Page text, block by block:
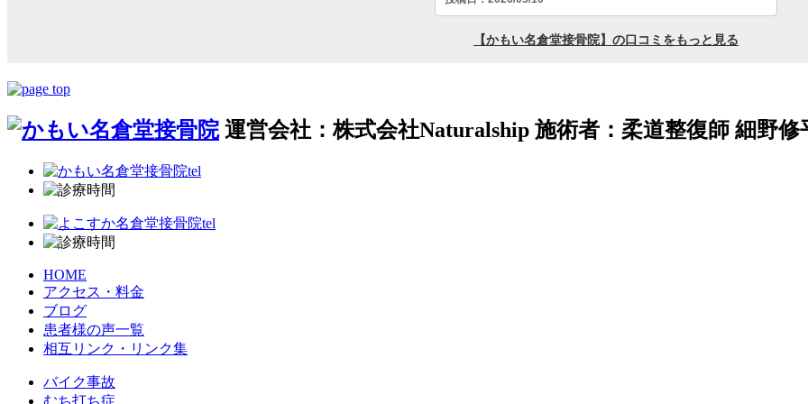
運営会社：株式会社Naturalship 施術者：柔道整復師 細野修
HOME
アクセス・料金
ブログ
患者様の声一覧
相互リンク・リンク集
バイク事故
むち打ち症